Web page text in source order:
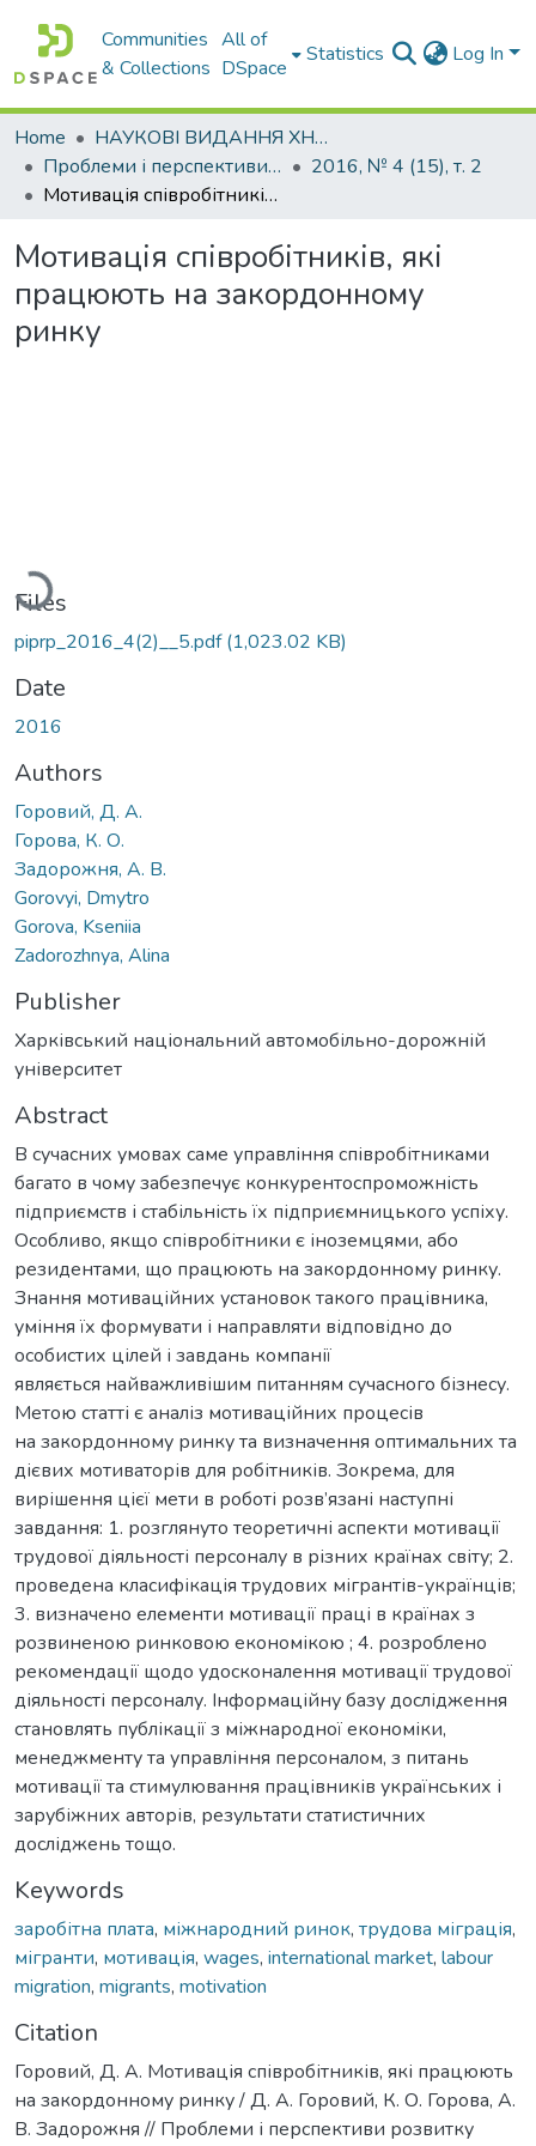
Communities
& Collections
All of
DSpace
Statistics Log In
Home
НАУКОВІ ВИДАННЯ ХНАДУ
Проблеми і перспективи розвитку підприємництва
2016, № 4 (15), т. 2
Мотивація співробітників, які працюють на закордонному ринку
Мотивація співробітників, які
працюють на закордонному
ринку
Loading...
Files
piprp_2016_4(2)__5.pdf(1,023.02 KB)
Date
2016
Authors
Горовий, Д. А.
Горова, К. О.
Задорожня, А. В.
Gorovyi, Dmytro
Gorova, Kseniia
Zadorozhnya, Alina
Publisher
Харківський національний автомобільно-дорожній
університет
Abstract
В сучасних умовах саме управління співробітниками
багато в чому забезпечує конкурентоспроможність
підприємств і стабільність їх підприємницького успіху.
Особливо, якщо співробітники є іноземцями, або
резидентами, що працюють на закордонному ринку.
Знання мотиваційних установок такого працівника,
уміння їх формувати і направляти відповідно до
особистих цілей і завдань компанії
являється найважливішим питанням сучасного бізнесу.
Метою статті є аналіз мотиваційних процесів
на закордонному ринку та визначення оптимальних та
дієвих мотиваторів для робітників. Зокрема, для
вирішення цієї мети в роботі розв’язані наступні
завдання: 1. розглянуто теоретичні аспекти мотивації
трудової діяльності персоналу в різних країнах світу; 2.
проведена класифікація трудових мігрантів-українців;
3. визначено елементи мотивації праці в країнах з
розвиненою ринковою економікою ; 4. розроблено
рекомендації щодо удосконалення мотивації трудової
діяльності персоналу. Інформаційну базу дослідження
становлять публікації з міжнародної економіки,
менеджменту та управління персоналом, з питань
мотивації та стимулювання працівників українських і
зарубіжних авторів, результати статистичних
досліджень тощо.
Keywords
заробітна плата, міжнародний ринок, трудова міграція,
мігранти, мотивація, wages, international market, labour
migration, migrants, motivation
Citation
Горовий, Д. А. Мотивація співробітників, які працюють
на закордонному ринку / Д. А. Горовий, К. О. Горова, А.
В. Задорожня // Проблеми і перспективи розвитку